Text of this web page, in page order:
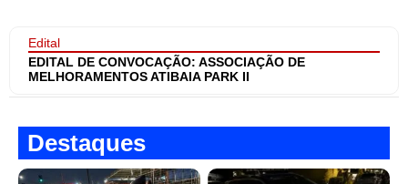
Edital
EDITAL DE CONVOCAÇÃO: ASSOCIAÇÃO DE
MELHORAMENTOS ATIBAIA PARK II
Destaques